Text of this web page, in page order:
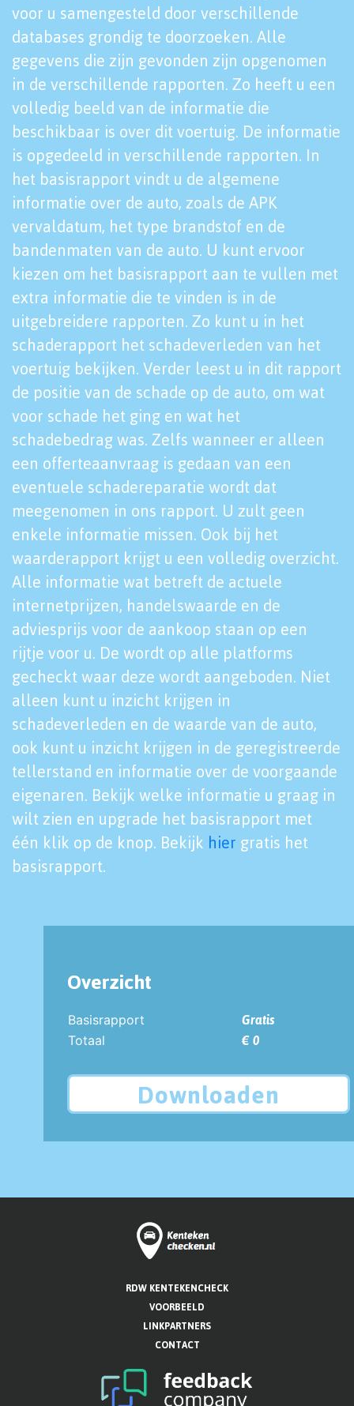
voor u samengesteld door verschillende
databases grondig te doorzoeken. Alle
gegevens die zijn gevonden zijn opgenomen
in de verschillende rapporten. Zo heeft u een
volledig beeld van de informatie die
beschikbaar is over dit voertuig. De informatie
is opgedeeld in verschillende rapporten. In
het basisrapport vindt u de algemene
informatie over de auto, zoals de APK
vervaldatum, het type brandstof en de
bandenmaten van de auto. U kunt ervoor
kiezen om het basisrapport aan te vullen met
extra informatie die te vinden is in de
uitgebreidere rapporten. Zo kunt u in het
schaderapport het schadeverleden van het
voertuig bekijken. Verder leest u in dit rapport
de positie van de schade op de auto, om wat
voor schade het ging en wat het
schadebedrag was. Zelfs wanneer er alleen
een offerteaanvraag is gedaan van een
eventuele schadereparatie wordt dat
meegenomen in ons rapport. U zult geen
enkele informatie missen. Ook bij het
waarderapport krijgt u een volledig overzicht.
Alle informatie wat betreft de actuele
internetprijzen, handelswaarde en de
adviesprijs voor de aankoop staan op een
rijtje voor u. De wordt op alle platforms
gecheckt waar deze wordt aangeboden. Niet
alleen kunt u inzicht krijgen in
schadeverleden en de waarde van de auto,
ook kunt u inzicht krijgen in de geregistreerde
tellerstand en informatie over de voorgaande
eigenaren. Bekijk welke informatie u graag in
wilt zien en upgrade het basisrapport met
één klik op de knop. Bekijk hier gratis het
basisrapport.
Overzicht
Basisrapport
Gratis
Totaal
€ 0
Downloaden
RDW KENTEKENCHECK
VOORBEELD
LINKPARTNERS
CONTACT